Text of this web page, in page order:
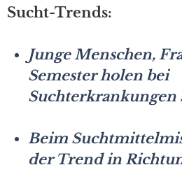
Sucht-Trends:
Junge Menschen,
Semester holen bei
Suchterkrankungen
Beim
der Trend in